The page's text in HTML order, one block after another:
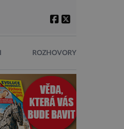
ROZHOVORY